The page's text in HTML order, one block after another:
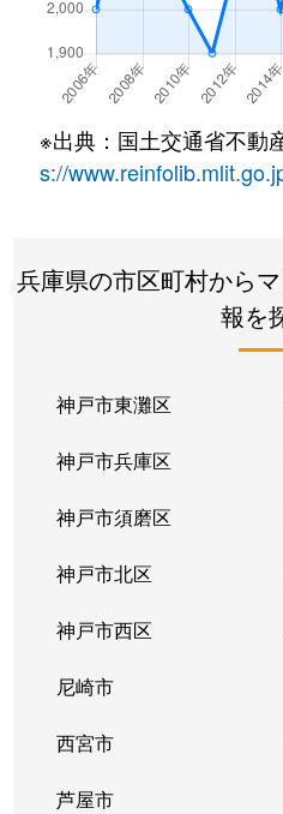
青木
2,400万円
青木
2,500万円
青木
2,700万円
青木
700万円
3,000万円
青木
岡本
岡本
11,000万
岡本
岡本
岡本
岡本
岡本
※出典：国土交通省不動
s://
兵庫県の市区町村から
報を
神戸市東灘区
神戸市兵庫区
神戸市須磨区
神戸市北区
神戸市西区
尼崎市
西宮市
芦屋市